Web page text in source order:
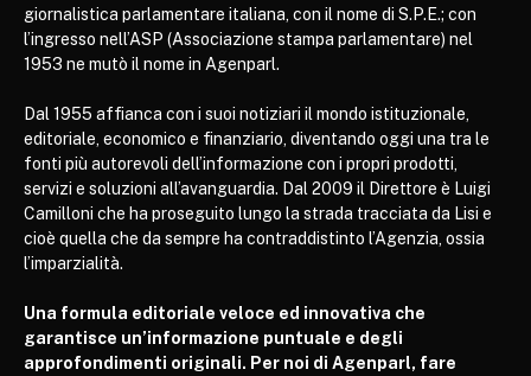
giornalistica parlamentare italiana, con il nome di S.P.E.; con
l’ingresso nell’ASP (Associazione stampa parlamentare) nel
1953 ne mutò il nome in Agenparl.
Dal 1955 affianca con i suoi notiziari il mondo istituzionale,
editoriale, economico e finanziario, diventando oggi una tra le
fonti più autorevoli dell’informazione con i propri prodotti,
servizi e soluzioni all’avanguardia. Dal 2009 il Direttore è Luigi
Camilloni che ha proseguito lungo la strada tracciata da Lisi e
cioè quella che da sempre ha contraddistinto l’Agenzia, ossia
l’imparzialità.
Una formula editoriale veloce ed innovativa che
garantisce un’informazione puntuale e degli
approfondimenti originali. Per noi di Agenparl, fare